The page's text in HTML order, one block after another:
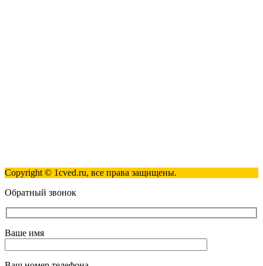
Copyright © 1cved.ru, все права защищены.
Обратный звонок
Ваше имя